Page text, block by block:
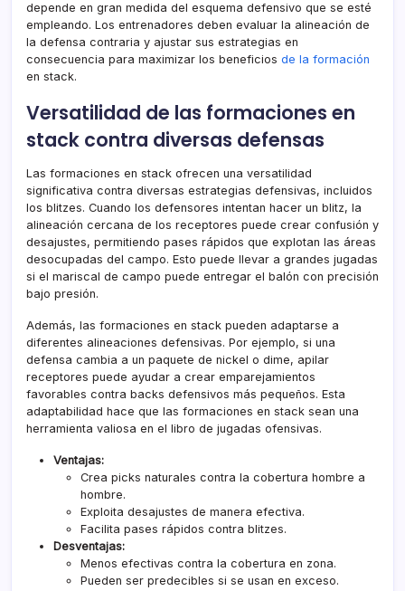
depende en gran medida del esquema defensivo que se esté
empleando. Los entrenadores deben evaluar la alineación de
la defensa contraria y ajustar sus estrategias en
consecuencia para maximizar los beneficios de la formación
en stack.
Versatilidad de las formaciones en
stack contra diversas defensas
Las formaciones en stack ofrecen una versatilidad
significativa contra diversas estrategias defensivas, incluidos
los blitzes. Cuando los defensores intentan hacer un blitz, la
alineación cercana de los receptores puede crear confusión y
desajustes, permitiendo pases rápidos que explotan las áreas
desocupadas del campo. Esto puede llevar a grandes jugadas
si el mariscal de campo puede entregar el balón con precisión
bajo presión.
Además, las formaciones en stack pueden adaptarse a
diferentes alineaciones defensivas. Por ejemplo, si una
defensa cambia a un paquete de nickel o dime, apilar
receptores puede ayudar a crear emparejamientos
favorables contra backs defensivos más pequeños. Esta
adaptabilidad hace que las formaciones en stack sean una
herramienta valiosa en el libro de jugadas ofensivas.
Ventajas:
Crea picks naturales contra la cobertura hombre a
hombre.
Exploita desajustes de manera efectiva.
Facilita pases rápidos contra blitzes.
Desventajas:
Menos efectivas contra la cobertura en zona.
Pueden ser predecibles si se usan en exceso.